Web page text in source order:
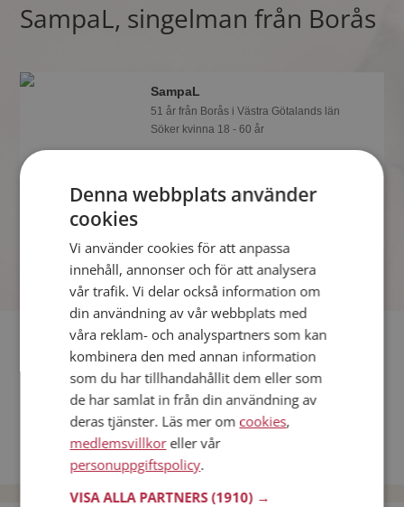
SampaL, singelman från Borås
SampaL
51 år från Borås i Västra Götalands län
Söker kvinna 18 - 60 år
Mötesplatsen. Du kan bli medlem fort
och enkelt.
Fler singlar
Fler singelmän från Borås:Krister,marlisur,Jan
Kvinnor från Borås
Dejta kvinnor i Sverige
Dejta män i Sverige
Denna webbplats använder
cookies
Vi använder cookies för att anpassa
innehåll, annonser och för att analysera
vår trafik. Vi delar också information om
din användning av vår webbplats med
våra reklam- och analyspartners som kan
kombinera den med annan information
som du har tillhandahållit dem eller som
de har samlat in från din användning av
deras tjänster. Läs mer om cookies,
medlemsvillkoreller vår
personuppgiftspolicy.
VISA ALLA PARTNERS(1910) →